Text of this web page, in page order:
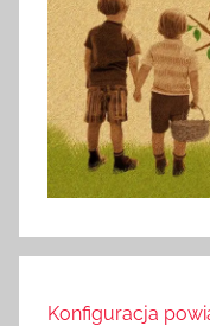
Konfiguracja